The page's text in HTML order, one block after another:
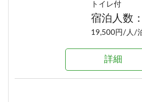
トイレ付
宿泊人数
19,500円/人/
詳細